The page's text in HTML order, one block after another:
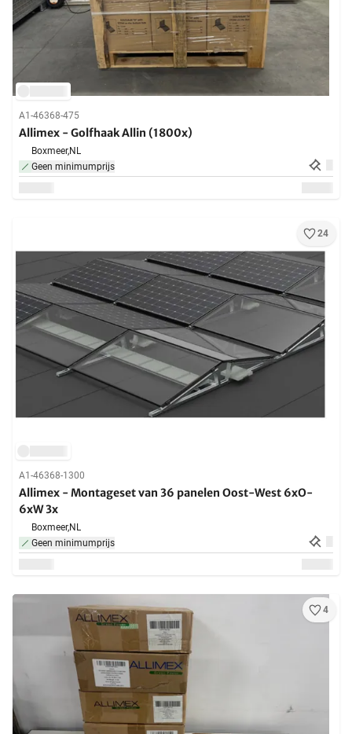
A1-46368-475
Allimex - Golfhaak Allin (1800x)
Boxmeer,NL
Geen minimumprijs
24
A1-46368-1300
Allimex - Montageset van 36 panelen Oost-West 6xO-
6xW 3x
Boxmeer,NL
Geen minimumprijs
4